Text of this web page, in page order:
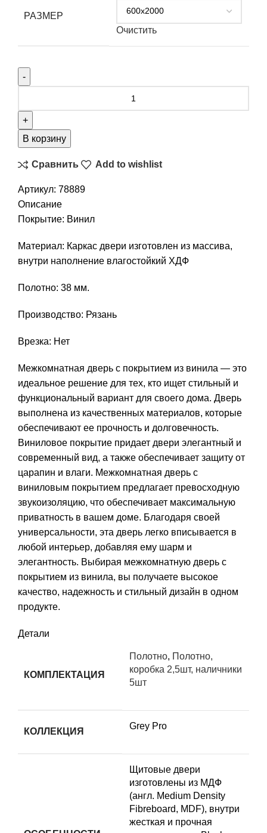
РАЗМЕР
Очистить
В корзину
Сравнить Add to wishlist
Артикул: 78889
Описание
Покрытие: Винил
Материал: Каркас двери изготовлен из массива,
внутри наполнение влагостойкий ХДФ
Полотно: 38 мм.
Производство: Рязань
Врезка: Нет
Межкомнатная дверь с покрытием из винила — это
идеальное решение для тех, кто ищет стильный и
функциональный вариант для своего дома. Дверь
выполнена из качественных материалов, которые
обеспечивают ее прочность и долговечность.
Виниловое покрытие придает двери элегантный и
современный вид, а также обеспечивает защиту от
царапин и влаги. Межкомнатная дверь с
виниловым покрытием предлагает превосходную
звукоизоляцию, что обеспечивает максимальную
приватность в вашем доме. Благодаря своей
универсальности, эта дверь легко вписывается в
любой интерьер, добавляя ему шарм и
элегантность. Выбирая межкомнатную дверь с
покрытием из винила, вы получаете высокое
качество, надежность и стильный дизайн в одном
продукте.
Детали
КОМПЛЕКТАЦИЯ
Полотно, Полотно,
коробка 2,5шт, наличники
5шт
КОЛЛЕКЦИЯ
Grey Pro
Щитовые двери
изготовлены из МДФ
(англ. Medium Density
Fibreboard, MDF), внутри
жесткая и прочная